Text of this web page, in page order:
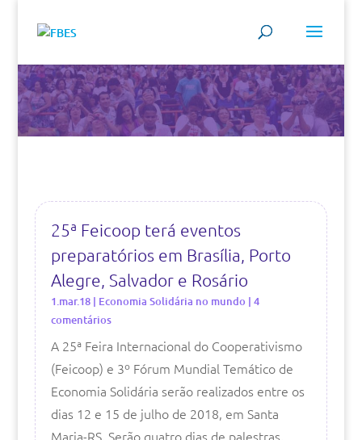
25ª Feicoop terá eventos
preparatórios em Brasília, Porto
Alegre, Salvador e Rosário
1.mar.18| Economia Solidária no mundo | 4
comentários
A 25ª Feira Internacional do Cooperativismo
(Feicoop) e 3º Fórum Mundial Temático de
Economia Solidária serão realizados entre os
dias 12 e 15 de julho de 2018, em Santa
Maria-RS. Serão quatro dias de palestras,